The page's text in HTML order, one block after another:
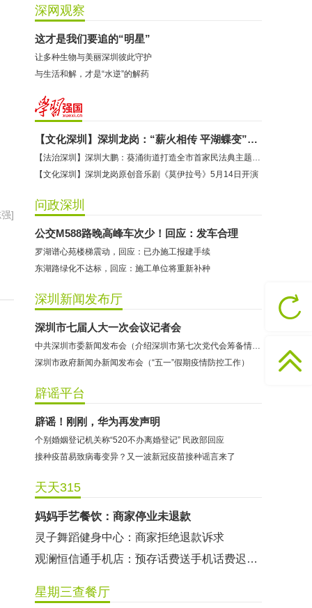
]
深网观察
这才是我们要追的“明星”
让多种生物与美丽深圳彼此守护
与生活和解，才是“水逆”的解药
【文化深圳】深圳龙岗：“薪火相传 平湖蝶变”专题展览揭幕
【法治深圳】深圳大鹏：葵涌街道打造全市首家民法典主题工业园区
【文化深圳】深圳龙岗原创音乐剧《莫伊拉号》5月14日开演
问政深圳
公交M588路晚高峰车次少！回应：发车合理
罗湖谱心苑楼梯震动，回应：已办施工报建手续
东湖路绿化不达标，回应：施工单位将重新补种
深圳新闻发布厅
深圳市七届人大一次会议记者会
中共深圳市委新闻发布会（介绍深圳市第七次党代会筹备情况）
深圳市政府新闻办新闻发布会（“五一”假期疫情防控工作）
辟谣平台
辟谣！刚刚，华为再发声明
个别婚姻登记机关称“520不办离婚登记” 民政部回应
接种疫苗易致病毒变异？又一波新冠疫苗接种谣言来了
天天315
龙华区宝宝格利美容美发店：商家停业未退款
北易室内设计：商家未按合同约定时间竣工
深蓝游泳健身：商家停业未退款
妈妈手艺餐饮：商家停业未退款
灵子舞蹈健身中心：商家拒绝退款诉求
观澜恒信通手机店：预存话费送手机话费迟迟不到账
万都国际影城福田店：商家停业未退款
星期三查餐厅